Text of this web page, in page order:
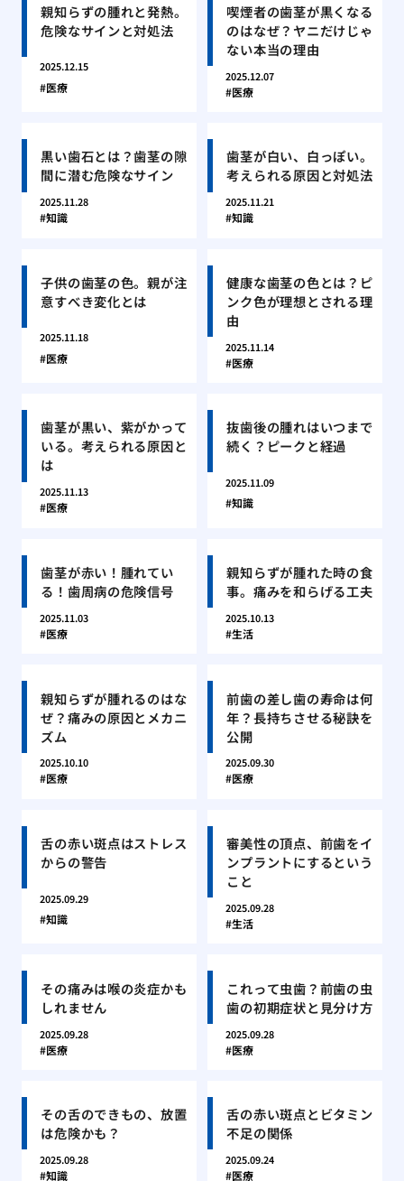
親知らずの腫れと発熱。
危険なサインと対処法
2025.12.15
医療
喫煙者の歯茎が黒くなる
のはなぜ？ヤニだけじゃ
ない本当の理由
2025.12.07
医療
黒い歯石とは？歯茎の隙
間に潜む危険なサイン
2025.11.28
知識
歯茎が白い、白っぽい。
考えられる原因と対処法
2025.11.21
知識
子供の歯茎の色。親が注
意すべき変化とは
2025.11.18
医療
健康な歯茎の色とは？ピ
ンク色が理想とされる理
由
2025.11.14
医療
歯茎が黒い、紫がかって
いる。考えられる原因と
は
2025.11.13
医療
抜歯後の腫れはいつまで
続く？ピークと経過
2025.11.09
知識
歯茎が赤い！腫れてい
る！歯周病の危険信号
2025.11.03
医療
親知らずが腫れた時の食
事。痛みを和らげる工夫
2025.10.13
生活
親知らずが腫れるのはな
ぜ？痛みの原因とメカニ
ズム
2025.10.10
医療
前歯の差し歯の寿命は何
年？長持ちさせる秘訣を
公開
2025.09.30
医療
舌の赤い斑点はストレス
からの警告
2025.09.29
知識
審美性の頂点、前歯をイ
ンプラントにするという
こと
2025.09.28
生活
その痛みは喉の炎症かも
しれません
2025.09.28
医療
これって虫歯？前歯の虫
歯の初期症状と見分け方
2025.09.28
医療
その舌のできもの、放置
は危険かも？
2025.09.28
知識
舌の赤い斑点とビタミン
不足の関係
2025.09.24
医療